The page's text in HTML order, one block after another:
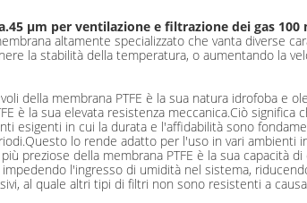
μm per ventilazione e filtrazione dei gas
altamente specializzato che vanta diverse
la stabilità della temperatura, o aumentando la
della membrana PTFE è la sua natura idrofoba e
è la sua elevata resistenza meccanica.Ciò
esigenti in cui la durata e l'affidabilità sono
lo rende adatto per l'uso in vari
preziose della membrana PTFE è la sua capacità
l'ingresso di umidità nel sistema,
al quale altri tipi di filtri non sono resistenti a